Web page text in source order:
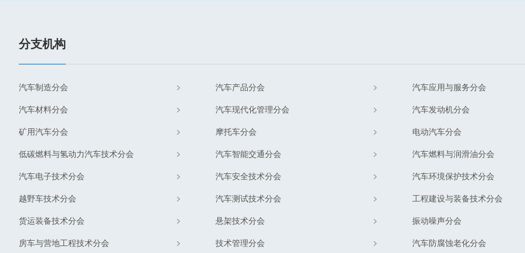
分支机构
汽车制造分会 汽车产品分会 汽车应用与服务分会
汽车材料分会 汽车现代化管理分会 汽车发动机分会
矿用汽车分会 摩托车分会 电动汽车分会
低碳燃料与氢动力汽车技术分会 汽车智能交通分会 汽车燃料与润滑油分会
汽车电子技术分会 汽车安全技术分会 汽车环境保护技术分会
越野车技术分会 汽车测试技术分会 工程建设与装备技术分会
货运装备技术分会 悬架技术分会 振动噪声分会
房车与营地工程技术分会 技术管理分会 汽车防腐蚀老化分会